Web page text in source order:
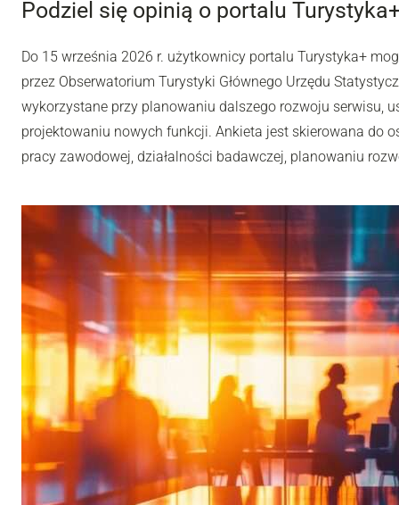
Podziel się opinią o portalu
Do 15 września 2026 r. użytkownicy portalu Turystyka+
przez Obserwatorium Turystyki Głównego Urzędu
wykorzystane przy planowaniu dalszego rozwoju serwisu,
projektowaniu nowych funkcji. Ankieta jest skierowana do
pracy zawodowej, działalności badawczej, planowaniu